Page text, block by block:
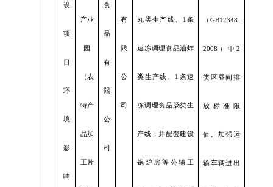
设
项
目
环
境
影
响
产业
园
（农
特产
品加
工片
食
品
有
限
公
司
有
限
公
司
丸类生产线、1条
速冻调理食品油炸
类生产线、1条速
冻调理食品肠类生
产线，并配套建设
锅炉房等公辅工
（ GB12348-
2008）中2
类区昼间排
放标准限
值。加强运
输车辆进出